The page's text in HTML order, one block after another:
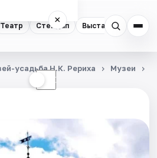
Театр Стендап Выставки
×
☾
усадьба Н.К. Рериха Музеи